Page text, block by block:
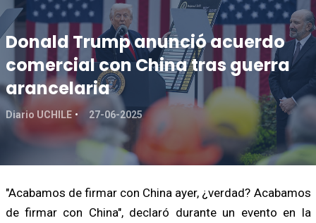
Donald Trump anunció acuerdo
comercial con China tras guerra
arancelaria
Diario UCHILE 27-06-2025
"Acabamos de firmar con China ayer, ¿verdad? Acabamos
de firmar con China", declaró durante un evento en la